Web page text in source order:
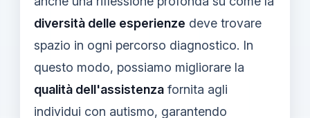
diversità delle esperienze deve trovare
spazio in ogni percorso diagnostico. In
questo modo, possiamo migliorare la
qualità dell'assistenza fornita agli
individui con autismo, garantendo